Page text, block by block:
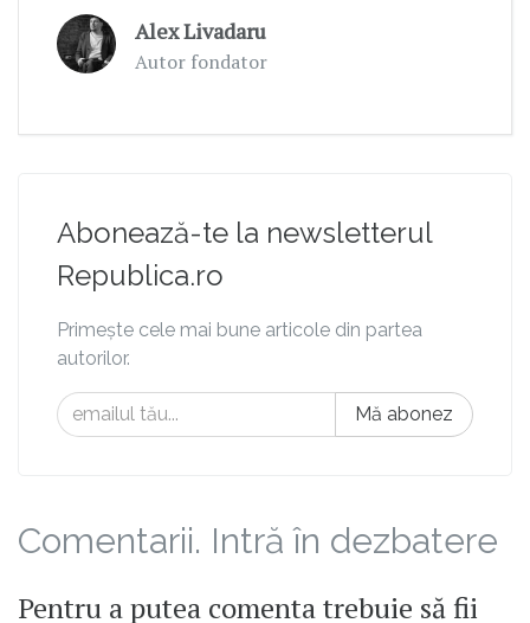
Alex Livadaru
Autor fondator
Abonează-te la newsletterul
Republica.ro
Primește cele mai bune articole din partea
autorilor.
Mă abonez
Comentarii. Intră în dezbatere
Pentru a putea comenta trebuie să fii